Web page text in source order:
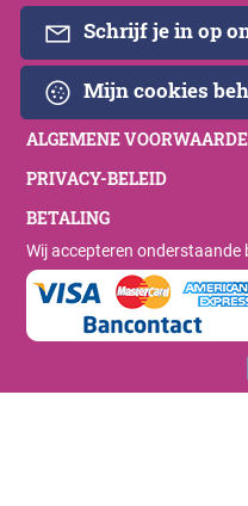
Schrijf je in op
Mijn cookies
ALGEMENE
PRIVACY-BELEID
BETALING
Wij accepteren onderstaande